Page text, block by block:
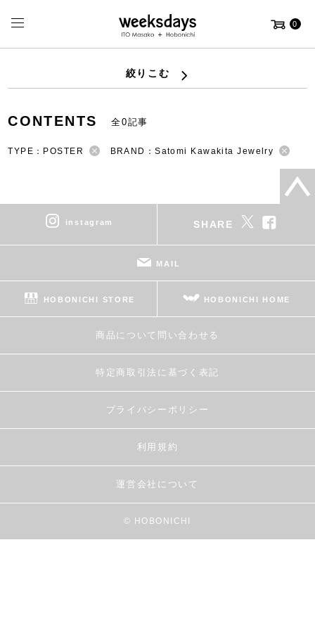
0
絞りこむ
CONTENTS 全0記事
TYPE：POSTER BRAND：Satomi Kawakita Jewelry
instagram SHARE
MAIL
HOBONICHI STORE HOBONICHI HOME
商品について問い合わせる
特定商取引法に基づく表記
プライバシーポリシー
利用規約
運営会社について
© HOBONICHI